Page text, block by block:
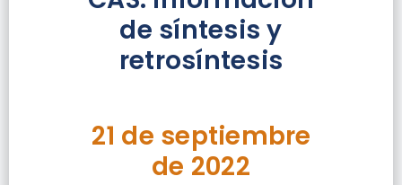
de síntesis y
retrosíntesis
21 de septiembre
de 2022